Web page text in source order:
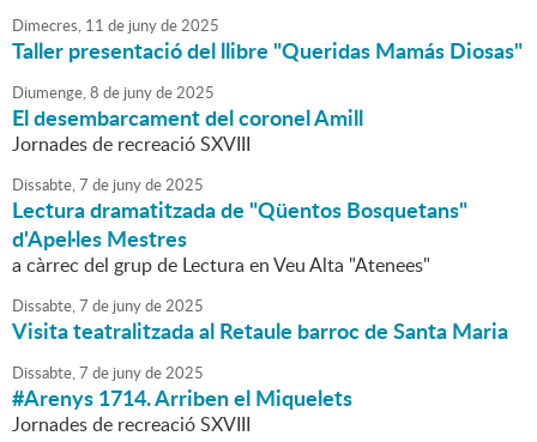
Dimecres, 11 de junyde2025
Taller presentació del llibre "Queridas Mamás Diosas"
Diumenge,8 de junyde2025
El desembarcament del coronel Amill
Jornades de recreació SXVIII
Dissabte,7 de junyde2025
Lectura dramatitzada de "Qüentos Bosquetans"
d'Apel·les Mestres
a càrrec del grup de Lectura en Veu Alta "Atenees"
Dissabte,7 de junyde2025
Visita teatralitzada al Retaule barroc de Santa Maria
Dissabte,7 de junyde2025
#Arenys 1714. Arriben el Miquelets
Jornades de recreació SXVIII